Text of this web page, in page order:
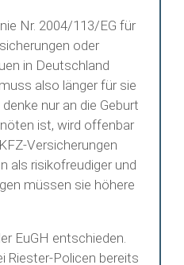
Nr. 2004/113/EG für
oder
in Deutschland
also länger für sie
nur an die Geburt
ist, wird offenbar
Versicherungen
als risikofreudiger und
müssen sie höhere
EuGH entschieden.
Riester-Policen bereits